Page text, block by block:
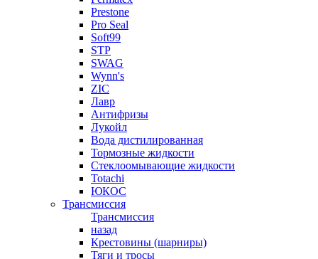
Prestone
Pro Seal
Soft99
STP
SWAG
Wynn's
ZIC
Лавр
Антифризы
Лукойл
Вода дистилированная
Тормозные жидкости
Стеклоомывающие жидкости
Totachi
ЮКОС
Трансмиссия
Трансмиссия
назад
Крестовины (шарниры)
Тяги и тросы